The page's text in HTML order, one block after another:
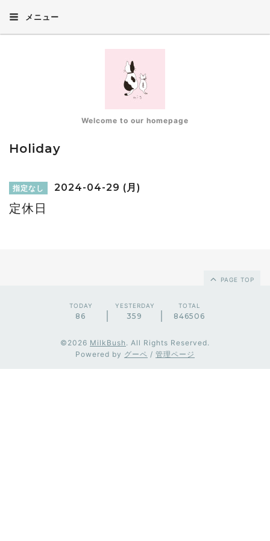
メニュー
Welcome to our homepage
Holiday
指定なし 2024-04-29 (月)
定休日
PAGE TOP
TODAY
86
YESTERDAY
359
TOTAL
846506
©2026 MilkBush . All Rights Reserved.
Powered by グーペ / 管理ページ